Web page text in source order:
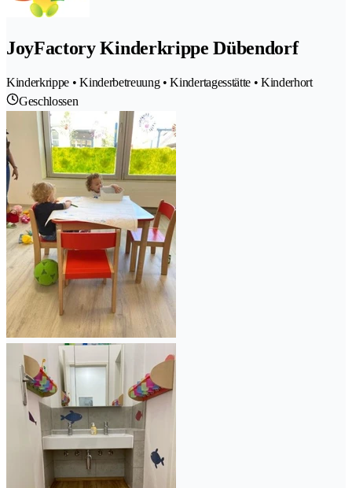
JoyFactory Kinderkrippe Dübendorf
Kinderkrippe • Kinderbetreuung • Kindertagesstätte • Kinderhort
Geschlossen